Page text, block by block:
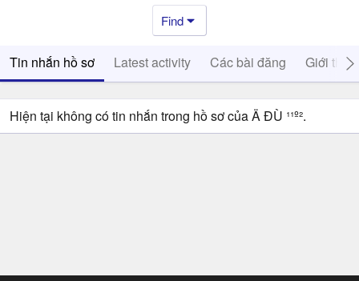
Find
Tin nhắn hồ sơ Latest activity Các bài đăng Giới thiệu
Hiện tại không có tin nhắn trong hồ sơ của Ä ĐÙ ¹¹º².